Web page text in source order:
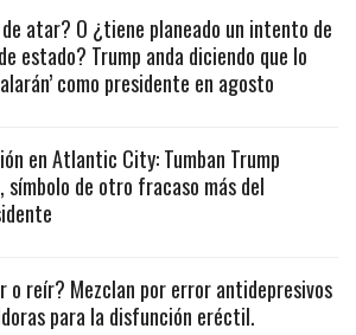
atar? O ¿tiene planeado un intento de
estado? Trump anda diciendo que lo
como presidente en agosto
en Atlantic City: Tumban Trump
símbolo de otro fracaso más del
o reír? Mezclan por error antidepresivos
para la disfunción eréctil.